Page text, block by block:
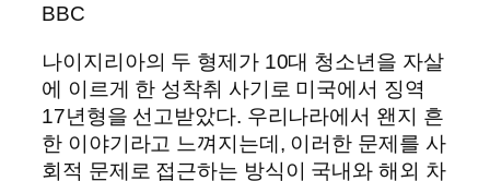
BBC
나이지리아의 두 형제가 10대 청소년을 자살
에 이르게 한 성착취 사기로 미국에서 징역
17년형을 선고받았다. 우리나라에서 왠지 흔
한 이야기라고 느껴지는데, 이러한 문제를 사
회적 문제로 접근하는 방식이 국내와 해외 차